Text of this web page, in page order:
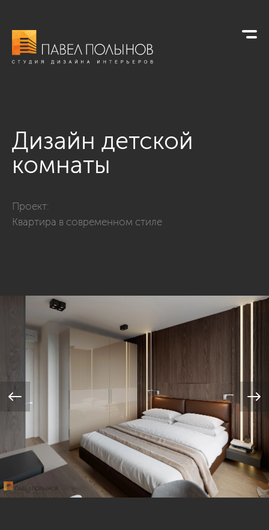
Дизайн детской
комнаты
Проект:
Квартира в современном стиле